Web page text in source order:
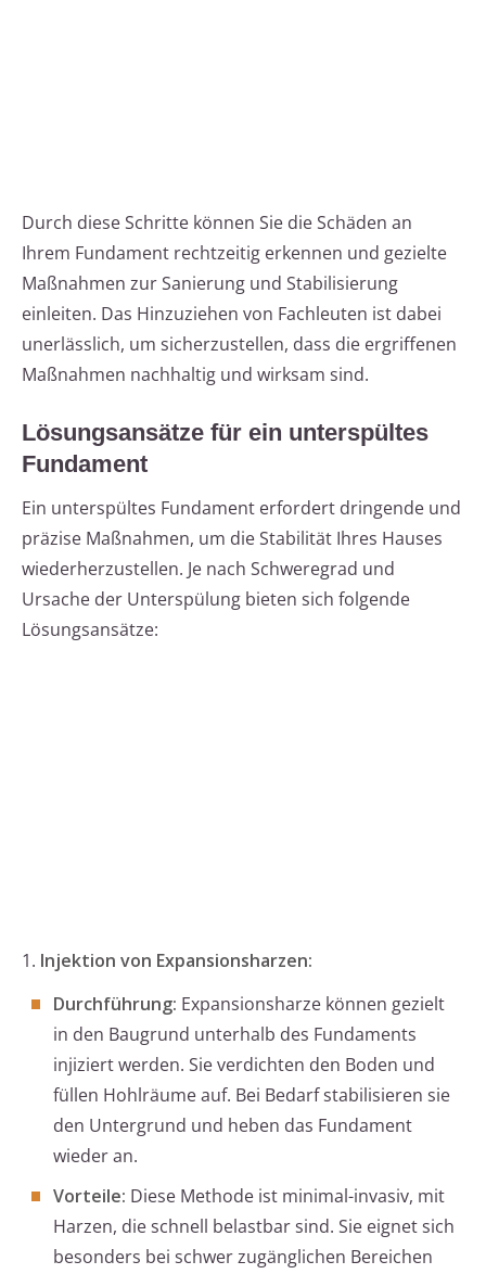
Durch diese Schritte können Sie die Schäden an
Ihrem Fundament rechtzeitig erkennen und gezielte
Maßnahmen zur Sanierung und Stabilisierung
einleiten. Das Hinzuziehen von Fachleuten ist dabei
unerlässlich, um sicherzustellen, dass die ergriffenen
Maßnahmen nachhaltig und wirksam sind.
Lösungsansätze für ein unterspültes
Fundament
Ein unterspültes Fundament erfordert dringende und
präzise Maßnahmen, um die Stabilität Ihres Hauses
wiederherzustellen. Je nach Schweregrad und
Ursache der Unterspülung bieten sich folgende
Lösungsansätze:
1. Injektion von Expansionsharzen:
Durchführung: Expansionsharze können gezielt
in den Baugrund unterhalb des Fundaments
injiziert werden. Sie verdichten den Boden und
füllen Hohlräume auf. Bei Bedarf stabilisieren sie
den Untergrund und heben das Fundament
wieder an.
Vorteile: Diese Methode ist minimal-invasiv, mit
Harzen, die schnell belastbar sind. Sie eignet sich
besonders bei schwer zugänglichen Bereichen